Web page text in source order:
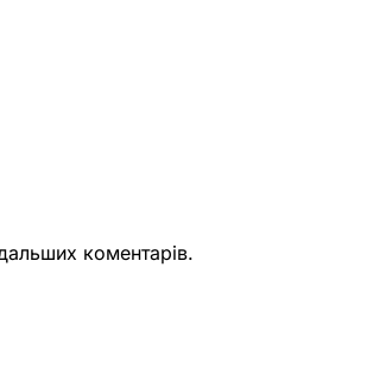
коментарів.